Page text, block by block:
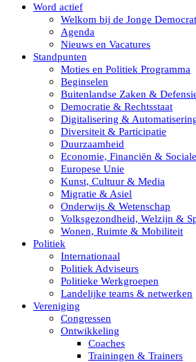
Word actief
Welkom bij de Jonge
Agenda
Nieuws en Vacatures
Standpunten
Moties en Politiek Programma
Beginselen
Buitenlandse Zaken &
Democratie & Rechtsstaat
Digitalisering &
Diversiteit & Participatie
Duurzaamheid
Economie, Financiën &
Europese Unie
Kunst, Cultuur & Media
Migratie & Asiel
Onderwijs & Wetenschap
Volksgezondheid, Welzijn &
Wonen, Ruimte & Mobiliteit
Politiek
Internationaal
Politiek Adviseurs
Politieke Werkgroepen
Landelijke teams & netwerken
Vereniging
Congressen
Ontwikkeling
Coaches
Trainingen & Trainers